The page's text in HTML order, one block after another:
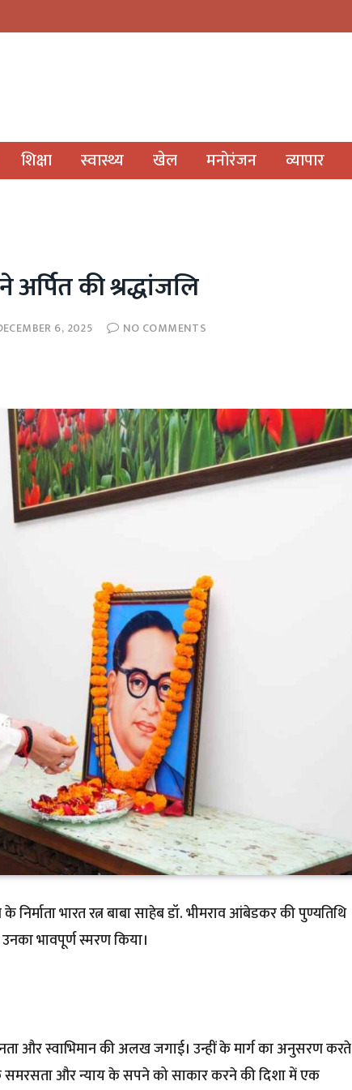
शिक्षा स्वास्थ्य खेल मनोरंजन व्यापार
की श्रद्धांजलि
6, 2025 NO COMMENTS
भारत रत्न बाबा साहेब डॉ. भीमराव आंबेडकर की पुण्यतिथि
भावपूर्ण स्मरण किया।
और स्वाभिमान की अलख जगाई। उन्हीं के मार्ग का अनुसरण करते
समरसता और न्याय के सपने को साकार करने की दिशा में एक